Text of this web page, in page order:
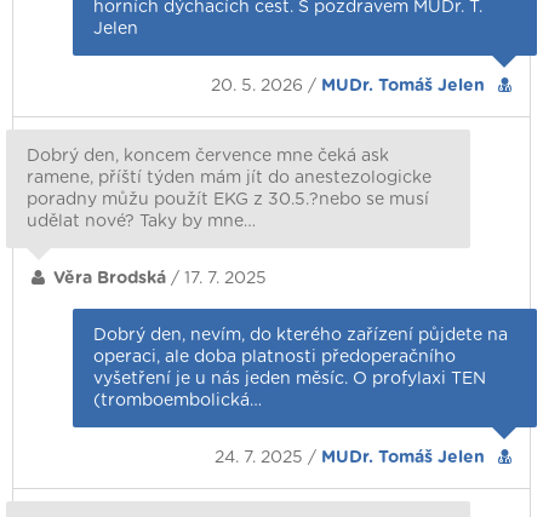
horních dýchacích cest. S pozdravem MUDr. T.
Jelen
20. 5. 2026 / MUDr. Tomáš Jelen
Dobrý den, koncem července mne čeká ask
ramene, příští týden mám jít do anestezologicke
poradny můžu použít EKG z 30.5.?nebo se musí
udělat nové? Taky by mne…
Věra Brodská / 17. 7. 2025
Dobrý den, nevím, do kterého zařízení půjdete na
operaci, ale doba platnosti předoperačního
vyšetření je u nás jeden měsíc. O profylaxi TEN
(tromboembolická…
24. 7. 2025 / MUDr. Tomáš Jelen